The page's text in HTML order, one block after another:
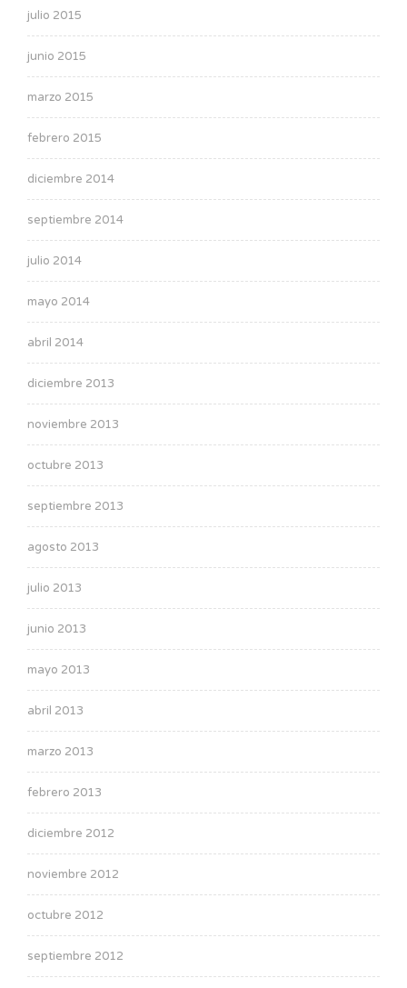
julio 2015
junio 2015
marzo 2015
febrero 2015
diciembre 2014
septiembre 2014
julio 2014
mayo 2014
abril 2014
diciembre 2013
noviembre 2013
octubre 2013
septiembre 2013
agosto 2013
julio 2013
junio 2013
mayo 2013
abril 2013
marzo 2013
febrero 2013
diciembre 2012
noviembre 2012
octubre 2012
septiembre 2012